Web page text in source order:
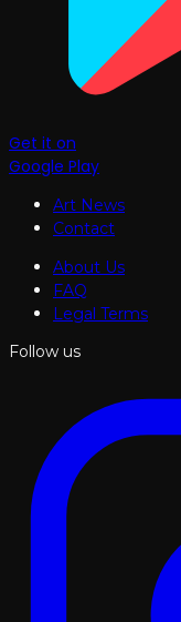
Get it on
Google Play
Art News
Contact
About Us
FAQ
Legal Terms
Follow us